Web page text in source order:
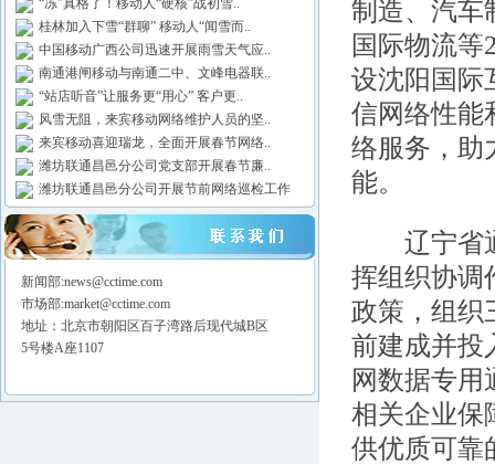
“冻”真格了！移动人“硬核”战初雪..
桂林加入下雪“群聊” 移动人“闻雪而..
中国移动广西公司迅速开展雨雪天气应..
南通港闸移动与南通二中、文峰电器联..
“站店听音”让服务更“用心” 客户更..
风雪无阻，来宾移动网络维护人员的坚..
来宾移动喜迎瑞龙，全面开展春节网络..
潍坊联通昌邑分公司党支部开展春节廉..
潍坊联通昌邑分公司开展节前网络巡检工作
新闻部:news@cctime.com
市场部:market@cctime.com
地址：北京市朝阳区百子湾路后现代城B区
5号楼A座1107
制造、汽车
国际物流等
设沈阳国际
信网络性能
络服务，助
能。
辽宁省通
挥组织协调
政策，组织
前建成并投
网数据专
相关企业保
供优质可靠